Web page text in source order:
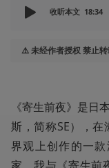
收听本文 18:34
⚠️ 未经作者授权 禁止
《寄生前夜》是日
斯，简称SE），
界观上创作的一